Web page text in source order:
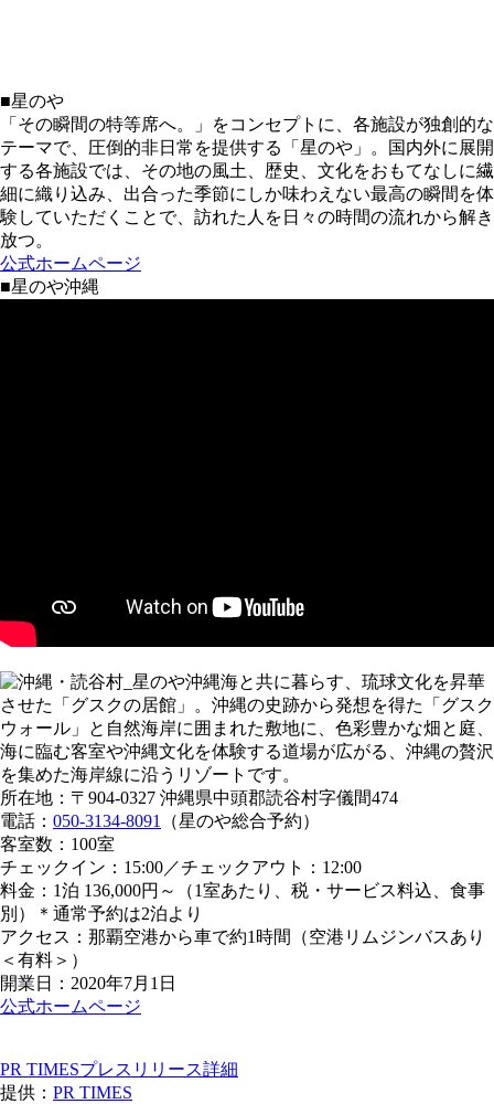
■星のや
「その瞬間の特等席へ。」をコンセプトに、各施設が独創的な
テーマで、圧倒的非日常を提供する「星のや」。国内外に展開
する各施設では、その地の風土、歴史、文化をおもてなしに繊
細に織り込み、出合った季節にしか味わえない最高の瞬間を体
験していただくことで、訪れた人を日々の時間の流れから解き
放つ。
公式ホームページ
■星のや沖縄
海と共に暮らす、琉球文化を昇華
させた「グスクの居館」。沖縄の史跡から発想を得た「グスク
ウォール」と自然海岸に囲まれた敷地に、色彩豊かな畑と庭、
海に臨む客室や沖縄文化を体験する道場が広がる、沖縄の贅沢
を集めた海岸線に沿うリゾートです。
所在地：〒904-0327 沖縄県中頭郡読谷村字儀間474
電話： 050-3134-8091
（星のや総合予約）
客室数：100室
チェックイン：15:00／チェックアウト：12:00
料金：1泊 136,000円～（1室あたり、税・サービス料込、食事
別）＊通常予約は2泊より
アクセス：那覇空港から車で約1時間（空港リムジンバスあり
＜有料＞）
開業日：2020年7月1日
公式ホームページ
PR TIMESプレスリリース詳細
提供： PR TIMES